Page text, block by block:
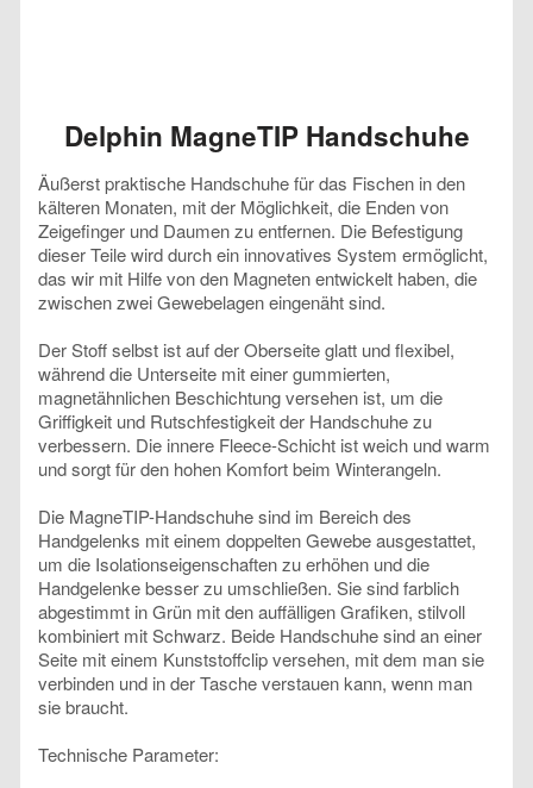
Delphin MagneTIP Handschuhe
Äußerst praktische Handschuhe für das Fischen in den
kälteren Monaten, mit der Möglichkeit, die Enden von
Zeigefinger und Daumen zu entfernen. Die Befestigung
dieser Teile wird durch ein innovatives System ermöglicht,
das wir mit Hilfe von den Magneten entwickelt haben, die
zwischen zwei Gewebelagen eingenäht sind.
Der Stoff selbst ist auf der Oberseite glatt und flexibel,
während die Unterseite mit einer gummierten,
magnetähnlichen Beschichtung versehen ist, um die
Griffigkeit und Rutschfestigkeit der Handschuhe zu
verbessern. Die innere Fleece-Schicht ist weich und warm
und sorgt für den hohen Komfort beim Winterangeln.
Die MagneTIP-Handschuhe sind im Bereich des
Handgelenks mit einem doppelten Gewebe ausgestattet,
um die Isolationseigenschaften zu erhöhen und die
Handgelenke besser zu umschließen. Sie sind farblich
abgestimmt in Grün mit den auffälligen Grafiken, stilvoll
kombiniert mit Schwarz. Beide Handschuhe sind an einer
Seite mit einem Kunststoffclip versehen, mit dem man sie
verbinden und in der Tasche verstauen kann, wenn man
sie braucht.
Technische Parameter: